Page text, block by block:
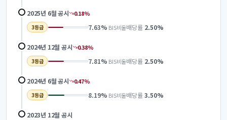
2025년 6월공시 0.18%
3등급 7.63% BIS비율배당률 2.50%
2024년 12월 공시 0.38%
3등급 7.81% BIS비율배당률 2.50%
2024년 6월공시 0.47%
3등급 8.19% BIS비율배당률 3.50%
2023년 12월 공시